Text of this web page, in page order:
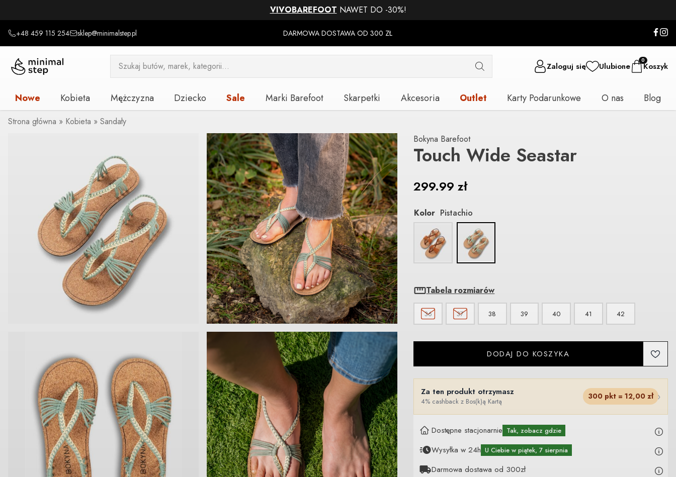
VIVOBAREFOOT NAWET DO -30%!
+48 459 115 254 sklep@minimalstep.pl DARMOWA DOSTAWA OD 300 ZŁ
Wyszukiwarka
produktów Zaloguj się Ulubione
0
Koszyk
Nowe Kobieta Mężczyzna Dziecko Sale Marki Barefoot Skarpetki Akcesoria Outlet Karty Podarunkowe O nas Blog
Strona główna » Kobieta » Sandały
Bokyna Barefoot
Touch Wide Seastar
299.99zł
Kolor Pistachio
Tabela rozmiarów
36 37 38 39 40 41 42
DODAJ DO KOSZYKA
Za ten produkt otrzymasz
4% cashback z Bos(k)ą Kartą
300 pkt = 12,00 zł ›
Dostępne stacjonarnie Tak, zobacz gdzie
Wysyłka w 24h U Ciebiew piątek, 7 sierpnia
Darmowa dostawa od 300zł